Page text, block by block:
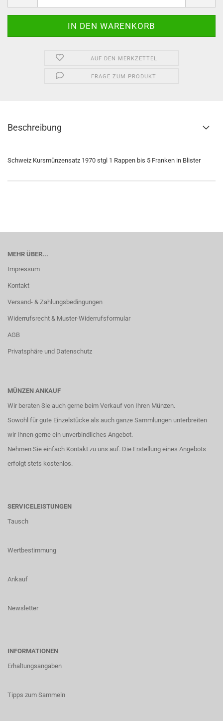
AUF DEN MERKZETTEL
FRAGE ZUM PRODUKT
Beschreibung
Schweiz Kursmünzensatz 1970 stgl 1 Rappen bis 5 Franken in Blister
MEHR ÜBER...
Impressum
Kontakt
Versand- & Zahlungsbedingungen
Widerrufsrecht & Muster-Widerrufsformular
AGB
Privatsphäre und Datenschutz
MÜNZEN ANKAUF
Wir beraten Sie auch gerne beim Verkauf von Ihren Münzen.
Sowohl für gute Einzelstücke als auch ganze Sammlungen unterbreiten
wir Ihnen gerne ein unverbindliches Angebot.
Nehmen Sie einfach Kontakt zu uns auf. Die Erstellung eines Angebots
erfolgt stets kostenlos.
SERVICELEISTUNGEN
Tausch
Wertbestimmung
Ankauf
Newsletter
INFORMATIONEN
Erhaltungsangaben
Tipps zum Sammeln